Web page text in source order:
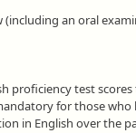
(including an oral
proficiency test
for those who
in English over the